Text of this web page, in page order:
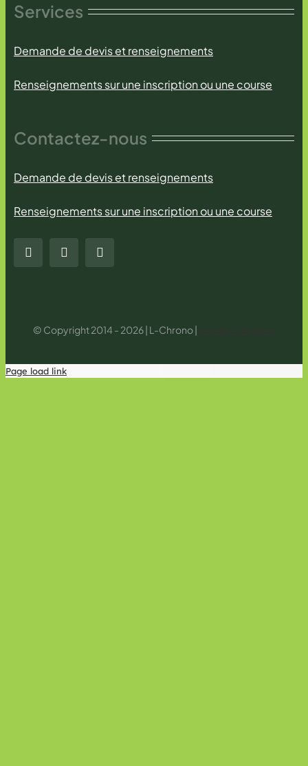
Services
Demande de devis et renseignements
Renseignements sur une inscription ou une course
Contactez-nous
Demande de devis et renseignements
Renseignements sur une inscription ou une course
© Copyright 2014 - 2026 | L-Chrono |
Page load link